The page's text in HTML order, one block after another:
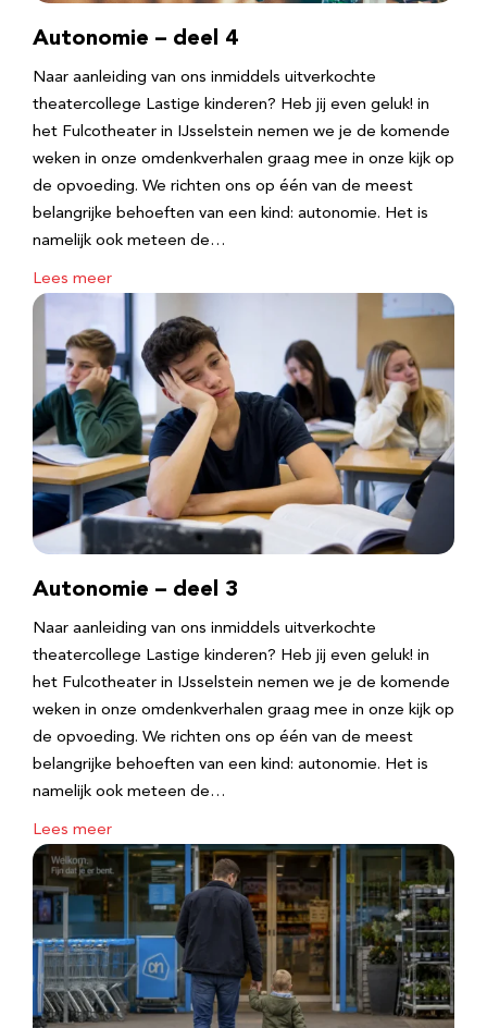
Autonomie – deel 4
Naar aanleiding van ons inmiddels uitverkochte
theatercollege Lastige kinderen? Heb jij even geluk! in
het Fulcotheater in IJsselstein nemen we je de komende
weken in onze omdenkverhalen graag mee in onze kijk op
de opvoeding. We richten ons op één van de meest
belangrijke behoeften van een kind: autonomie. Het is
namelijk ook meteen de…
Lees meer
Autonomie – deel 3
Naar aanleiding van ons inmiddels uitverkochte
theatercollege Lastige kinderen? Heb jij even geluk! in
het Fulcotheater in IJsselstein nemen we je de komende
weken in onze omdenkverhalen graag mee in onze kijk op
de opvoeding. We richten ons op één van de meest
belangrijke behoeften van een kind: autonomie. Het is
namelijk ook meteen de…
Lees meer